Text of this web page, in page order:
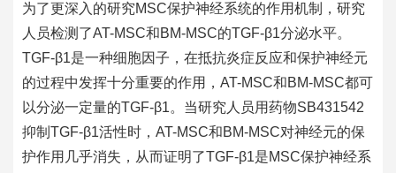
为了更深入的研究MSC保护神经系统的作用机制，研究
人员检测了AT-MSC和BM-MSC的TGF-β1分泌水平。
TGF-β1是一种细胞因子，在抵抗炎症反应和保护神经元
的过程中发挥十分重要的作用，AT-MSC和BM-MSC都可
以分泌一定量的TGF-β1。当研究人员用药物SB431542
抑制TGF-β1活性时，AT-MSC和BM-MSC对神经元的保
护作用几乎消失，从而证明了TGF-β1是MSC保护神经系